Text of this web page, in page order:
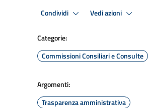
Condividi Vedi azioni
Categorie:
Commissioni Consiliari e Consulte
Argomenti:
Trasparenza amministrativa